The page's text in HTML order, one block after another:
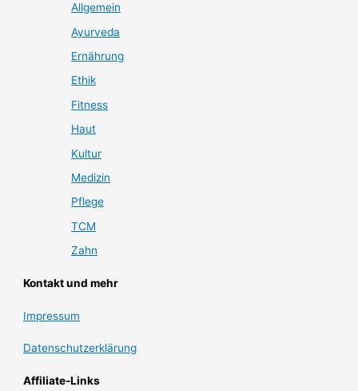
Allgemein
Ayurveda
Ernährung
Ethik
Fitness
Haut
Kultur
Medizin
Pflege
TCM
Zahn
Kontakt und mehr
Impressum
Datenschutzerklärung
Affiliate-Links